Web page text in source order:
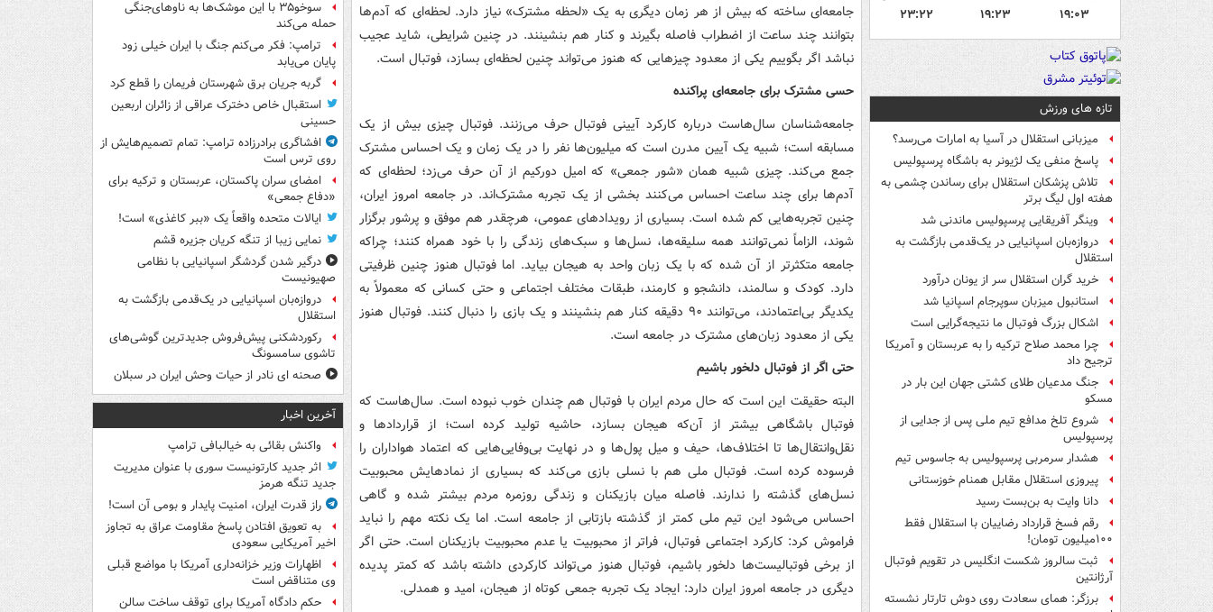
۱۹:۰۳
۱۹:۲۳
۲۳:۲۲
تازه های ورزش
میزبانی استقلال در آسیا به امارات می‌رسد؟
پاسخ منفی یک لژیونر به باشگاه پرسپولیس
تلاش پزشکان استقلال برای رساندن چشمی به
هفته اول لیگ برتر
وینگر آفریقایی پرسپولیس ماندنی شد
دروازه‌بان اسپانیایی در یک‌قدمی بازگشت به
استقلال
خرید گران استقلال سر از یونان درآورد
استانبول میزبان سوپرجام اسپانیا شد
اشکال بزرگ فوتبال ما نتیجه‌گرایی است
چرا محمد صلاح ترکیه را به عربستان و آمریکا
ترجیح داد
جنگ مدعیان طلای کشتی جهان این بار در
مسکو
شروع تلخ مدافع تیم ملی پس از جدایی از
پرسپولیس
هشدار سرمربی پرسپولیس به جاسوس تیم
پیروزی استقلال مقابل همنام خوزستانی
دانا وایت به بن‌بست رسید
رقم فسخ قرارداد رضاییان با استقلال فقط
۱۰۰میلیون تومان!
ثبت سالروز شکست انگلیس در تقویم فوتبال
آرژانتین
برزگر: همای سعادت روی دوش تارتار نشسته
جامعه‌ای ساخته که بیش از هر زمان دیگری به یک «لحظه مشترک» نیاز دارد. لحظه‌ای که آدم‌ها
بتوانند چند ساعت از اضطراب فاصله بگیرند و کنار هم بنشینند. در چنین شرایطی، شاید عجیب
نباشد اگر بگوییم یکی از معدود چیزهایی که هنوز می‌تواند چنین لحظه‌ای بسازد، فوتبال است.
حسی مشترک برای جامعه‌ای پراکنده
جامعه‌شناسان سال‌هاست درباره کارکرد آیینی فوتبال حرف می‌زنند. فوتبال چیزی بیش از یک
مسابقه است؛ شبیه یک آیین مدرن است که میلیون‌ها نفر را در یک زمان و یک احساس مشترک
جمع می‌کند. چیزی شبیه همان «شور جمعی» که امیل دورکیم از آن حرف می‌زد؛ لحظه‌ای که
آدم‌ها برای چند ساعت احساس می‌کنند بخشی از یک تجربه مشترک‌اند. در جامعه امروز ایران،
چنین تجربه‌هایی کم شده است. بسیاری از رویدادهای عمومی، هرچقدر هم موفق و پرشور برگزار
شوند، الزاماً نمی‌توانند همه سلیقه‌ها، نسل‌ها و سبک‌های زندگی را با خود همراه کنند؛ چراکه
جامعه متکثرتر از آن شده که با یک زبان واحد به هیجان بیاید. اما فوتبال هنوز چنین ظرفیتی
دارد. کودک و سالمند، دانشجو و کارمند، طبقات مختلف اجتماعی و حتی کسانی که معمولاً به
یکدیگر بی‌اعتمادند، می‌توانند ۹۰ دقیقه کنار هم بنشینند و یک بازی را دنبال کنند. فوتبال هنوز
یکی از معدود زبان‌های مشترک در جامعه است.
حتی اگر از فوتبال دلخور باشیم
البته حقیقت این است که حال مردم ایران با فوتبال هم چندان خوب نبوده است. سال‌هاست که
فوتبال باشگاهی بیشتر از آن‌که هیجان بسازد، حاشیه تولید کرده است؛ از قراردادها و
نقل‌وانتقال‌ها تا اختلاف‌ها، حیف و میل پول‌ها و در نهایت بی‌وفایی‌هایی که اعتماد هواداران را
فرسوده کرده است. فوتبال ملی هم با نسلی بازی می‌کند که بسیاری از نمادهایش محبوبیت
نسل‌های گذشته را ندارند. فاصله میان بازیکنان و زندگی روزمره مردم بیشتر شده و گاهی
احساس می‌شود این تیم ملی کمتر از گذشته بازتابی از جامعه است. اما یک نکته مهم را نباید
فراموش کرد: کارکرد اجتماعی فوتبال، فراتر از محبوبیت یا عدم محبوبیت بازیکنان است. حتی اگر
از برخی فوتبالیست‌ها دلخور باشیم، فوتبال هنوز می‌تواند کارکردی داشته باشد که کمتر پدیده
دیگری در جامعه امروز ایران دارد: ایجاد یک تجربه جمعی کوتاه از هیجان، امید و همدلی.
سوخو۳۵ با این موشک‌ها به ناوهای‌جنگی
حمله می‌کند
ترامپ: فکر می‌کنم جنگ با ایران خیلی زود
پایان می‌یابد
گربه جریان برق شهرستان فریمان را قطع کرد
استقبال خاص دخترک عراقی از زائران اربعین
حسینی
افشاگری برادرزاده ترامپ: تمام تصمیم‌هایش از
روی ترس است
امضای سران پاکستان، عربستان و ترکیه برای
«دفاع جمعی»
ایالات متحده واقعاً یک «ببر کاغذی» است!
نمایی زیبا از تنگه کریان جزیره قشم
درگیر شدن گردشگر اسپانیایی با نظامی
صهیونیست
دروازه‌بان اسپانیایی در یک‌قدمی بازگشت به
استقلال
رکوردشکنی پیش‌فروش جدیدترین گوشی‌های
تاشوی سامسونگ
صحنه ای نادر از حیات وحش ایران در سبلان
آخرین اخبار
واکنش بقائی به خیالبافی ترامپ
اثر جدید کارتونیست سوری با عنوان مدیریت
جدید تنگه هرمز
راز قدرت ایران، امنیت پایدار و بومی آن است!
به تعویق افتادن پاسخ مقاومت عراق به تجاوز
اخیر آمریکایی سعودی
اظهارات وزیر خزانه‌داری آمریکا با مواضع قبلی
وی متناقض است
حکم دادگاه آمریکا برای توقف ساخت سالن